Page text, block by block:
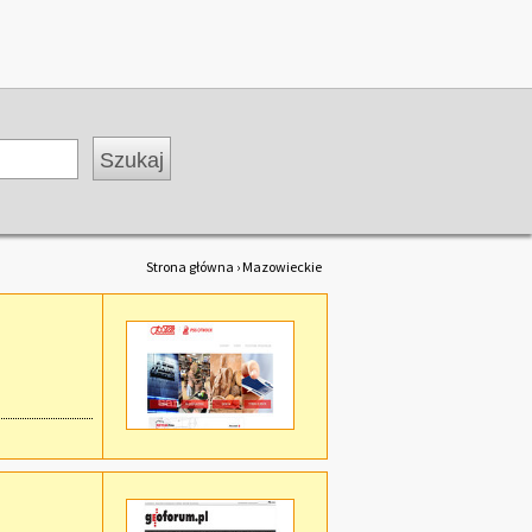
Strona główna › Mazowieckie